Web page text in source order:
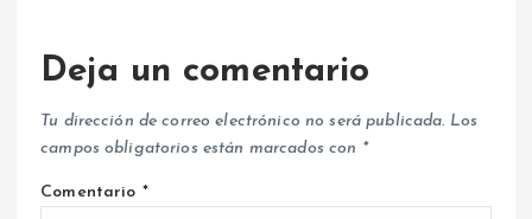
Deja un comentario
Tu dirección de correo electrónico no será publicada. Los
campos obligatorios están marcados con *
Comentario *